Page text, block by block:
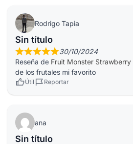
Rodrigo Tapia
Sin título
30/10/2024
Reseña de Fruit Monster Strawberry
de los frutales mi favorito
Útil Reportar
ana
Sin título